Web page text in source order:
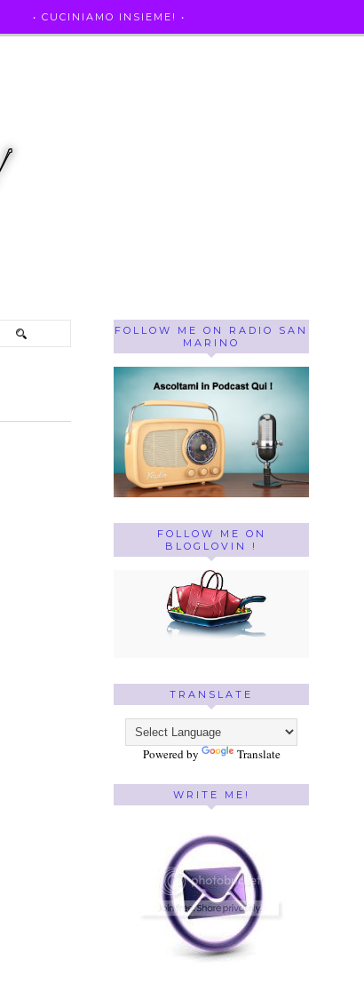
• CUCINIAMO INSIEME! •
FOLLOW ME ON RADIO SAN
MARINO
FOLLOW ME ON
BLOGLOVIN !
TRANSLATE
Powered by Translate
WRITE ME!